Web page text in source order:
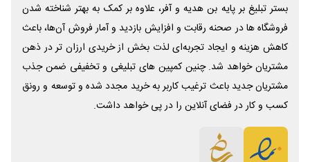
بستر تبلیغ بر پایه بن هدیه و آفر، علاوه بر کمک به بهتر شناخته شدن
فروشگاه ها در صحنه رقابت و افزایش بازدید و آمار فروش آن‌ها، باعث
کاهش هزینه و ایجاد تجربه‌ای لذت بخش از خریدی ارزان تر در ذهن
مشتریان خواهد شد. چنین کمپین های تبلیغی و تخفیفی ضمن جذب
مشتریان جدید باعث ترغیب کاربر به خرید مجدد شده و توسعه و رونق
کسب و کار در فضای آنلاین را در پی خواهد داشت.